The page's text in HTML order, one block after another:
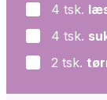
▢
4 tsk.
▢
4 tsk.
▢
2 tsk.